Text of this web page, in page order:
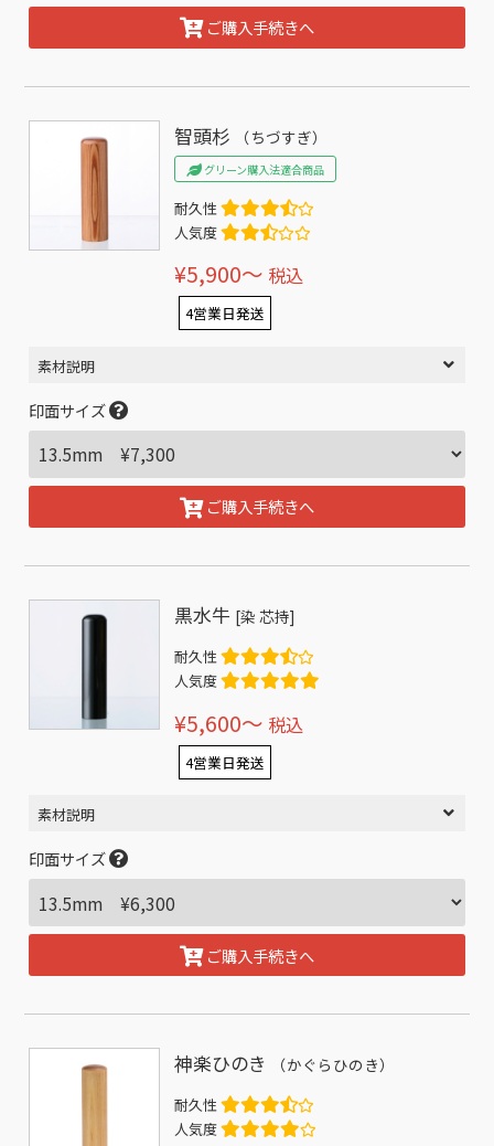
ご購入手続きへ
智頭杉 （ちづすぎ）
グリーン購入法適合商品
耐久性
人気度
¥5,900〜 税込
4営業日発送
素材説明
印面サイズ
ご購入手続きへ
黒水牛 [染 芯持]
耐久性
人気度
¥5,600〜 税込
4営業日発送
素材説明
印面サイズ
ご購入手続きへ
神楽ひのき （かぐらひのき）
耐久性
人気度